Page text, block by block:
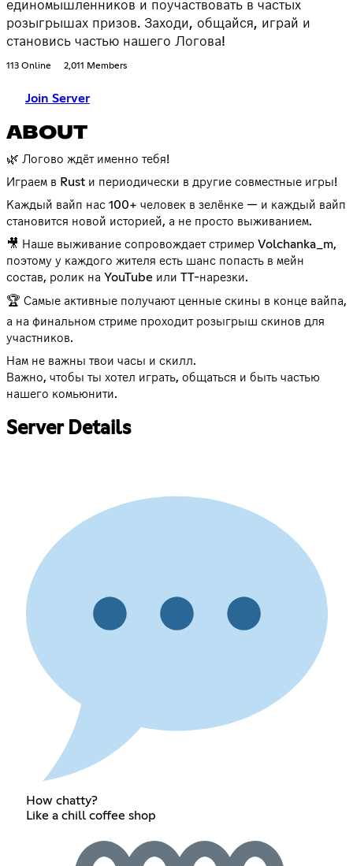
единомышленников и поучаствовать в частых
розыгрышах призов. Заходи, общайся, играй и
становись частью нашего Логова!
113 Online 2,011 Members
Join Server
ABOUT
🌿 Логово ждёт именно тебя!
Играем в Rust и периодически в другие совместные игры!
Каждый вайп нас 100+ человек в зелёнке — и каждый вайп
становится новой историей, а не просто выживанием.
🎥 Наше выживание сопровождает стример Volchanka_m,
поэтому у каждого жителя есть шанс попасть в мейн
состав, ролик на YouTube или TT-нарезки.
🏆 Самые активные получают ценные скины в конце вайпа,
а на финальном стриме проходит розыгрыш скинов для
участников.
Нам не важны твои часы и скилл.
Важно, чтобы ты хотел играть, общаться и быть частью
нашего комьюнити.
Server Details
How chatty?
Like a chill coffee shop